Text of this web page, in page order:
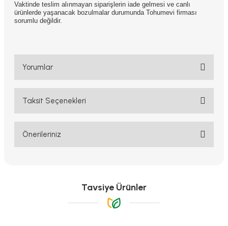
Vaktinde teslim alınmayan siparişlerin iade gelmesi ve canlı
ürünlerde yaşanacak bozulmalar durumunda Tohumevi firması
sorumlu değildir.
Yorumlar
Bu ürüne ilk yorumu siz yapın!
Taksit Seçenekleri
Önerileriniz
Görüş ve önerileriniz için teşekkür ederiz.
Ürün resmi kalitesiz, bozuk veya görüntülenemiyor.
Tavsiye Ürünler